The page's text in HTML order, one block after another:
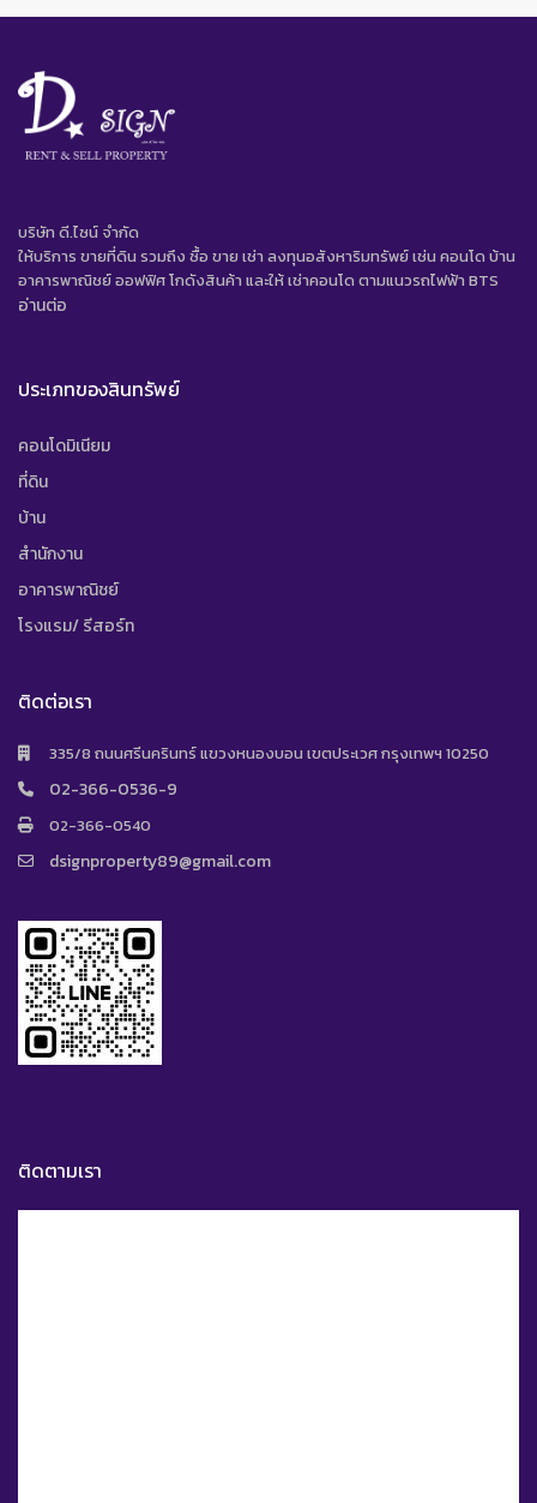
บริษัท ดี.ไซน์ จํากัด
ให้บริการ ขายที่ดิน รวมถึง ซื้อ ขาย เช่า ลงทุนอสังหาริมทรัพย์ เช่น คอนโด บ้าน
อาคารพาณิชย์ ออฟฟิศ โกดังสินค้า และให้ เช่าคอนโด ตามแนวรถไฟฟ้า BTS
อ่านต่อ
ประเภทของสินทรัพย์
คอนโดมิเนียม
ที่ดิน
บ้าน
สำนักงาน
อาคารพาณิชย์
โรงแรม/ รีสอร์ท
ติดต่อเรา
335/8 ถนนศรีนครินทร์ แขวงหนองบอน เขตประเวศ กรุงเทพฯ 10250
02-366-0536-9
02-366-0540
dsignproperty89@gmail.com
ติดตามเรา